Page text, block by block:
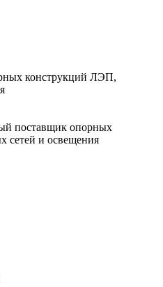
конструкций ЛЭП,
поставщик опорных
сетей и освещения